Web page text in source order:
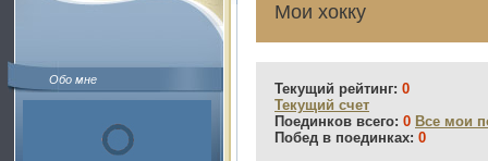
Обо мне
Мои хокку
Текущий рейтинг: 0
Текущий счет
Поединков всего: 0 Все мои
Побед в поединках: 0